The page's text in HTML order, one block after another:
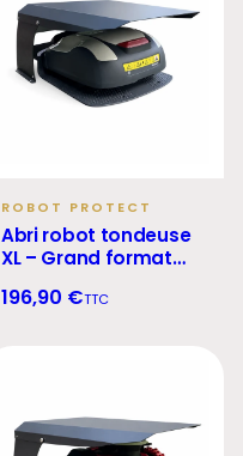
ROBOT PROTECT
Abri robot tondeuse
XL – Grand format
196,90 €TTC